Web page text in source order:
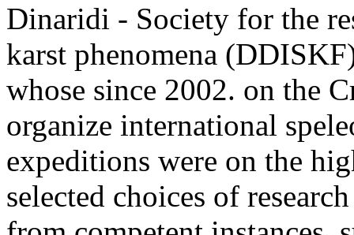
Dinaridi - Society for the
karst phenomena
whose since 2002. on the
organize international
expeditions were on the
selected choices of